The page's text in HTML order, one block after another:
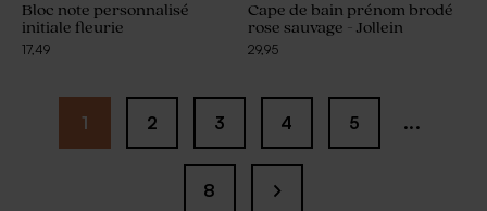
Bloc note personnalisé
initiale fleurie
17,49
Cape de bain prénom brodé
rose sauvage - Jollein
29,95
1 2 3 4 5 ...
8